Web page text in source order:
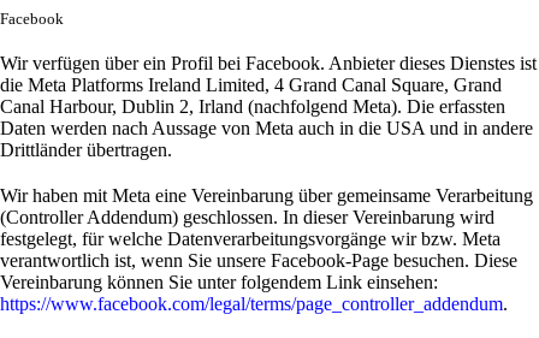
Facebook
Wir verfügen über ein Profil bei Facebook. Anbieter dieses Dienstes ist
die Meta Platforms Ireland Limited, 4 Grand Canal Square, Grand
Canal Harbour, Dublin 2, Irland (nachfolgend Meta). Die erfassten
Daten werden nach Aussage von Meta auch in die USA und in andere
Drittländer übertragen.
Wir haben mit Meta eine Vereinbarung über gemeinsame Verarbeitung
(Controller Addendum) geschlossen. In dieser Vereinbarung wird
festgelegt, für welche Datenverarbeitungsvorgänge wir bzw. Meta
verantwortlich ist, wenn Sie unsere Facebook-Page besuchen. Diese
Vereinbarung können Sie unter folgendem Link einsehen:
https://www.facebook.com/legal/terms/page_controller_addendum.